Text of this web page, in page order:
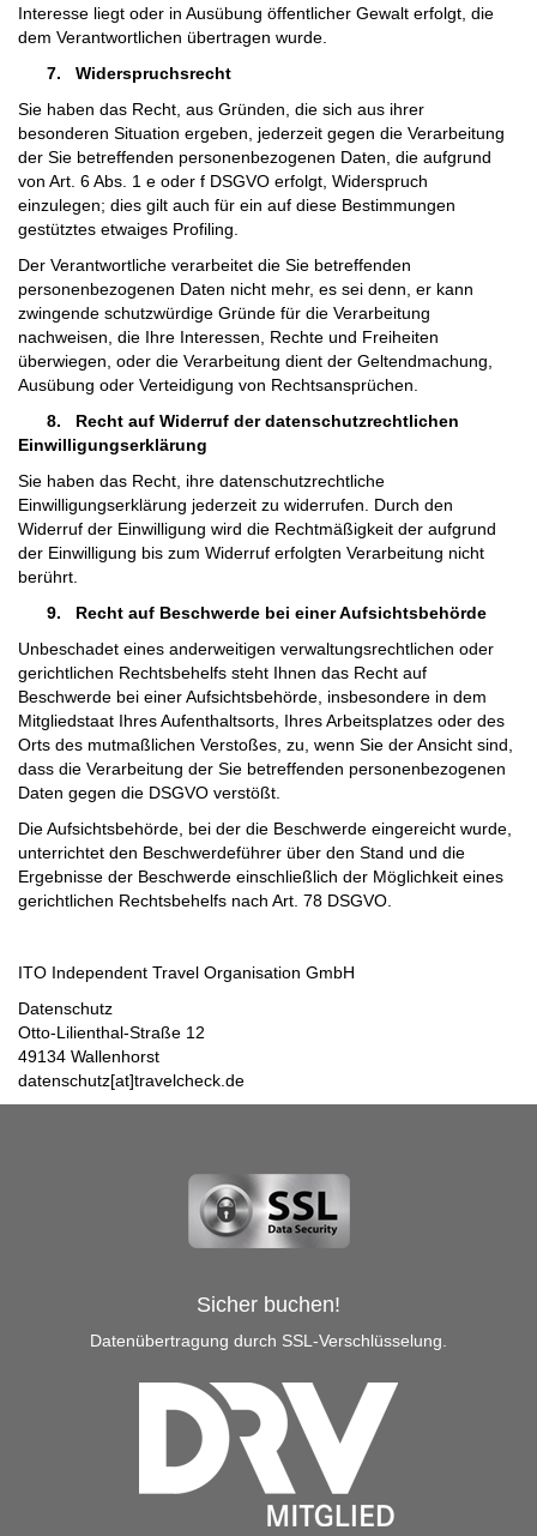
Interesse liegt oder in Ausübung öffentlicher Gewalt erfolgt, die
dem Verantwortlichen übertragen wurde.
7. Widerspruchsrecht
Sie haben das Recht, aus Gründen, die sich aus ihrer
besonderen Situation ergeben, jederzeit gegen die Verarbeitung
der Sie betreffenden personenbezogenen Daten, die aufgrund
von Art. 6 Abs. 1 e oder f DSGVO erfolgt, Widerspruch
einzulegen; dies gilt auch für ein auf diese Bestimmungen
gestütztes etwaiges Profiling.
Der Verantwortliche verarbeitet die Sie betreffenden
personenbezogenen Daten nicht mehr, es sei denn, er kann
zwingende schutzwürdige Gründe für die Verarbeitung
nachweisen, die Ihre Interessen, Rechte und Freiheiten
überwiegen, oder die Verarbeitung dient der Geltendmachung,
Ausübung oder Verteidigung von Rechtsansprüchen.
8. Recht auf Widerruf der datenschutzrechtlichen
Einwilligungserklärung
Sie haben das Recht, ihre datenschutzrechtliche
Einwilligungserklärung jederzeit zu widerrufen. Durch den
Widerruf der Einwilligung wird die Rechtmäßigkeit der aufgrund
der Einwilligung bis zum Widerruf erfolgten Verarbeitung nicht
berührt.
9. Recht auf Beschwerde bei einer Aufsichtsbehörde
Unbeschadet eines anderweitigen verwaltungsrechtlichen oder
gerichtlichen Rechtsbehelfs steht Ihnen das Recht auf
Beschwerde bei einer Aufsichtsbehörde, insbesondere in dem
Mitgliedstaat Ihres Aufenthaltsorts, Ihres Arbeitsplatzes oder des
Orts des mutmaßlichen Verstoßes, zu, wenn Sie der Ansicht sind,
dass die Verarbeitung der Sie betreffenden personenbezogenen
Daten gegen die DSGVO verstößt.
Die Aufsichtsbehörde, bei der die Beschwerde eingereicht wurde,
unterrichtet den Beschwerdeführer über den Stand und die
Ergebnisse der Beschwerde einschließlich der Möglichkeit eines
gerichtlichen Rechtsbehelfs nach Art. 78 DSGVO.
ITO Independent Travel Organisation GmbH
Datenschutz
Otto-Lilienthal-Straße 12
49134 Wallenhorst
datenschutz[at]travelcheck.de
Sicher buchen!
Datenübertragung durch SSL-Verschlüsselung.